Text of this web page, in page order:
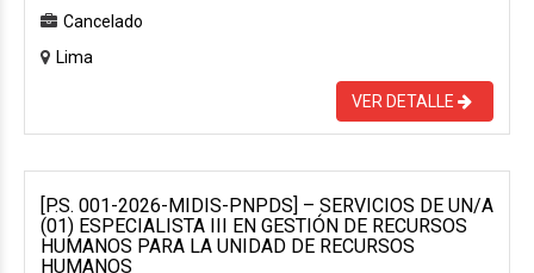
Cancelado
Lima
VER DETALLE
[P.S. 001-2026-MIDIS-PNPDS] – SERVICIOS DE UN/A
(01) ESPECIALISTA III EN GESTIÓN DE RECURSOS
HUMANOS PARA LA UNIDAD DE RECURSOS
HUMANOS